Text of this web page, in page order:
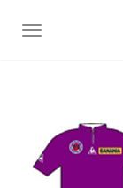
TOGGLE